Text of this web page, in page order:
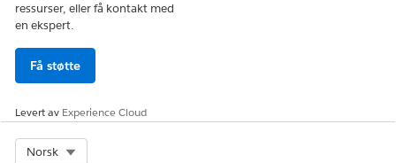
ressurser, eller få kontakt med
en ekspert.
Få støtte
Levert av Experience Cloud
Norsk